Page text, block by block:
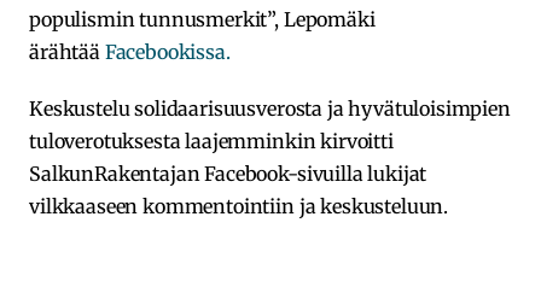
populismin tunnusmerkit”, Lepomäki
ärähtää Facebookissa.
Keskustelu solidaarisuusverosta ja hyvätuloisimpien
tuloverotuksesta laajemminkin kirvoitti
SalkunRakentajan Facebook-sivuilla lukijat
vilkkaaseen kommentointiin ja keskusteluun.